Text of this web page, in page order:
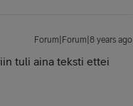
Forum|Forum|8 years ago
tuli aina teksti ettei